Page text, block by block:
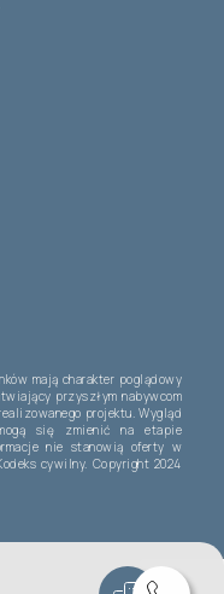
mają charakter poglądowy
przyszłym nabywcom
projektu. Wygląd
się zmienić na etapie
nie stanowią oferty w
cywilny. Copyright 2024